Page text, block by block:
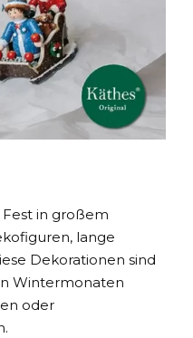
in großem
lange
Dekorationen sind
Wintermonaten
oder